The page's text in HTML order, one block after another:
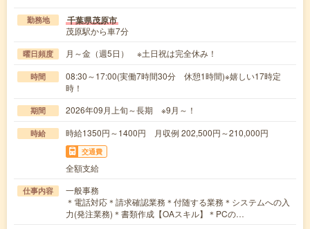
勤務地 千葉県茂原市
茂原駅から車7分
曜日頻度 月～金（週5日） ※土日祝は完全休み！
時間
08:30～17:00(実働7時間30分 休憩1時間)※嬉しい17時定
時！
期間 2026年09月上旬～長期 ※9月～！
時給 時給1350円～1400円 月収例 202,500円～210,000円
交通費
全額支給
仕事内容
一般事務
＊電話対応＊請求確認業務＊付随する業務＊システムへの入
力(発注業務)＊書類作成【OAスキル】＊PCの…